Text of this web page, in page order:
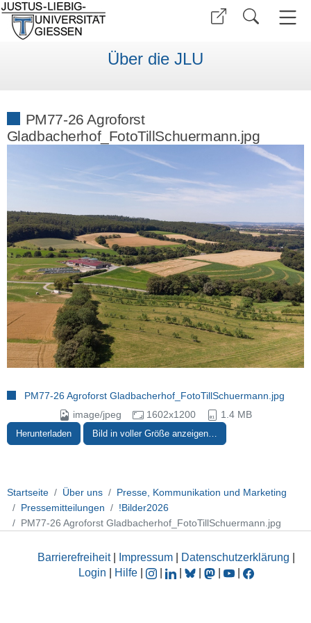
Über die JLU
PM77-26 Agroforst
Gladbacherhof_FotoTillSchuermann.jpg
PM77-26 Agroforst Gladbacherhof_FotoTillSchuermann.jpg
image/jpeg
1602x1200 1.4 MB
Herunterladen Bild in voller Größe anzeigen…
Startseite Über uns
Presse, Kommunikation und Marketing
Pressemitteilungen
!Bilder2026
PM77-26 Agroforst Gladbacherhof_FotoTillSchuermann.jpg
Barrierefreiheit| Impressum Datenschutzerklärung
Login
Hilfe